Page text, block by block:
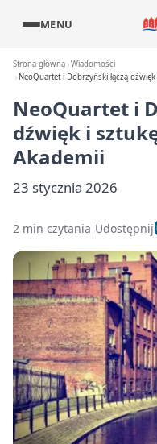
MENU
Strona główna Wiadomości
NeoQuartet i Dobrzyński łączą
NeoQuartet i
dźwięk i
Akademii
23 stycznia 2026
2 min czytania Udostępnij